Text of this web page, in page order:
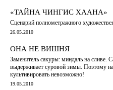
«ТАЙНА ЧИНГИС ХААНА»
Сценарий полнометражного
26.05.2010
ОНА НЕ ВИШНЯ
Заменитель сакуры: миндаль на сливе.
выдерживает суровой зимы. Поэтому
культивировать невозможно!
19.05.2010